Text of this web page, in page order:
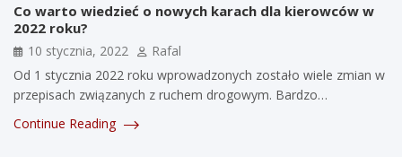
Co warto wiedzieć o nowych karach dla kierowców w
2022 roku?
10 stycznia, 2022
Rafal
Od 1 stycznia 2022 roku wprowadzonych zostało wiele zmian w
przepisach związanych z ruchem drogowym. Bardzo…
Continue Reading